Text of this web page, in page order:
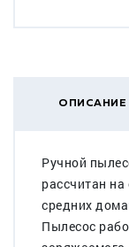
ОПИСАНИЕ
Ручной
рассчитан
средних
Пылесос